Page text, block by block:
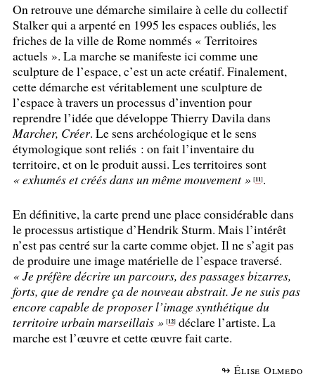
On retrouve une démarche similaire à celle du collectif
Stalker qui a arpenté en 1995 les espaces oubliés, les
friches de la ville de Rome nommés « Territoires
actuels ». La marche se manifeste ici comme une
sculpture de l’espace, c’est un acte créatif. Finalement,
cette démarche est véritablement une sculpture de
l’espace à travers un processus d’invention pour
reprendre l’idée que développe Thierry Davila dans
Marcher, Créer. Le sens archéologique et le sens
étymologique sont reliés : on fait l’inventaire du
territoire, et on le produit aussi. Les territoires sont
« exhumés et créés dans un même mouvement » [11].
En définitive, la carte prend une place considérable dans
le processus artistique d’Hendrik Sturm. Mais l’intérêt
n’est pas centré sur la carte comme objet. Il ne s’agit pas
de produire une image matérielle de l’espace traversé.
« Je préfère décrire un parcours, des passages bizarres,
forts, que de rendre ça de nouveau abstrait. Je ne suis pas
encore capable de proposer l’image synthétique du
territoire urbain marseillais » [12]déclare l’artiste. La
marche est l’œuvre et cette œuvre fait carte.
↬ Élise Olmedo